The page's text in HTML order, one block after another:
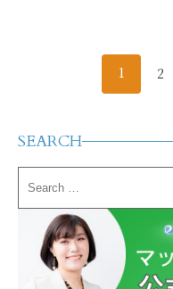
1 2
SEARCH